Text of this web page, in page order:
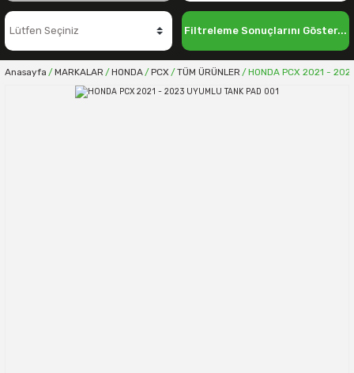
Filtreleme Sonuçlarını Göster...
Anasayfa MARKALAR HONDA PCX TÜM ÜRÜNLER HONDA PCX 2021 -